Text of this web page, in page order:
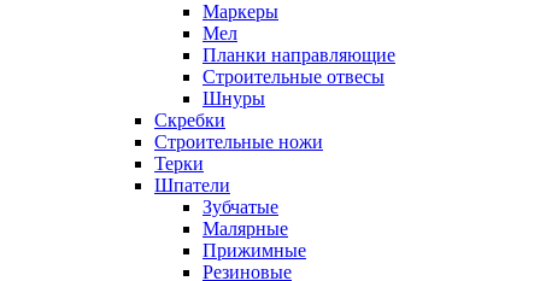
Маркеры
Мел
Планки направляющие
Строительные отвесы
Шнуры
Скребки
Строительные ножи
Терки
Шпатели
Зубчатые
Малярные
Прижимные
Резиновые